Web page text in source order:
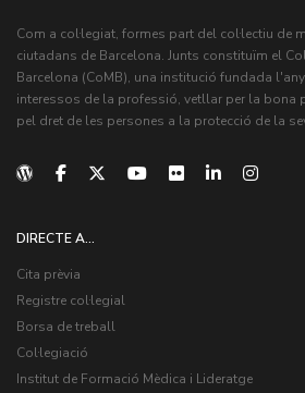
Com a col·legiat, formes part del col·lectiu de
ciutadans de Barcelona. Junts constituïm el
Barcelona (CoMB), una institució fundada
interessos de la professió, vetllar per la bona
pel dret de les persones a la protecció de la
DIRECTE A...
Cita prèvia
Registre col·legial
Borsa de treball
Col·legiació
Institut de Formació Mèdica i Lideratge